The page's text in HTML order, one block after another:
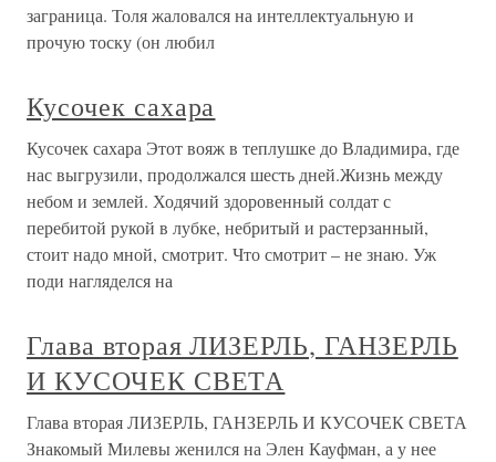
заграница. Толя жаловался на интеллектуальную и
прочую тоску (он любил
Кусочек сахара
Кусочек сахара Этот вояж в теплушке до Владимира, где
нас выгрузили, продолжался шесть дней.Жизнь между
небом и землей. Ходячий здоровенный солдат с
перебитой рукой в лубке, небритый и растерзанный,
стоит надо мной, смотрит. Что смотрит – не знаю. Уж
поди нагляделся на
Глава вторая ЛИЗЕРЛЬ, ГАНЗЕРЛЬ
И КУСОЧЕК СВЕТА
Глава вторая ЛИЗЕРЛЬ, ГАНЗЕРЛЬ И КУСОЧЕК СВЕТА
Знакомый Милевы женился на Элен Кауфман, а у нее